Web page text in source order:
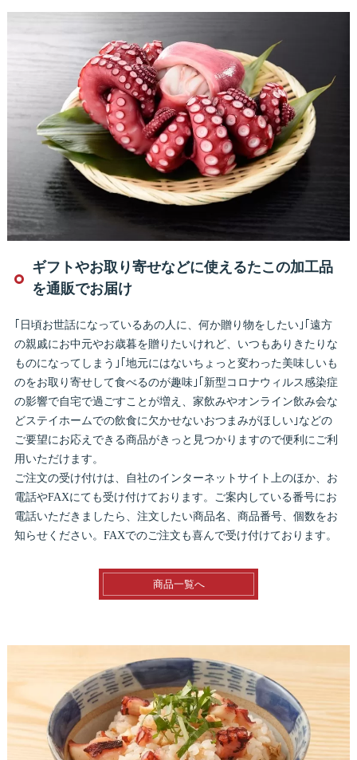
ギフトやお取り寄せなどに使えるたこの加工品
を通販でお届け
｢日頃お世話になっているあの人に、何か贈り物をしたい｣｢遠方
の親戚にお中元やお歳暮を贈りたいけれど、いつもありきたりな
ものになってしまう｣｢地元にはないちょっと変わった美味しいも
のをお取り寄せして食べるのが趣味｣｢新型コロナウィルス感染症
の影響で自宅で過ごすことが増え、家飲みやオンライン飲み会な
どステイホームでの飲食に欠かせないおつまみがほしい｣などの
ご要望にお応えできる商品がきっと見つかりますので便利にご利
用いただけます。
ご注文の受け付けは、自社のインターネットサイト上のほか、お
電話やFAXにても受け付けております。ご案内している番号にお
電話いただきましたら、注文したい商品名、商品番号、個数をお
知らせください。FAXでのご注文も喜んで受け付けております。
商品一覧へ